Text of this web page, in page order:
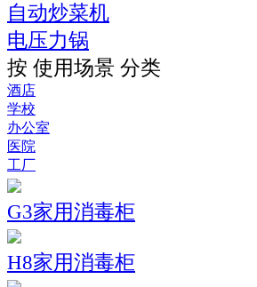
自动炒菜机
电压力锅
按 使用场景 分类
酒店
学校
办公室
医院
工厂
G3家用消毒柜
H8家用消毒柜